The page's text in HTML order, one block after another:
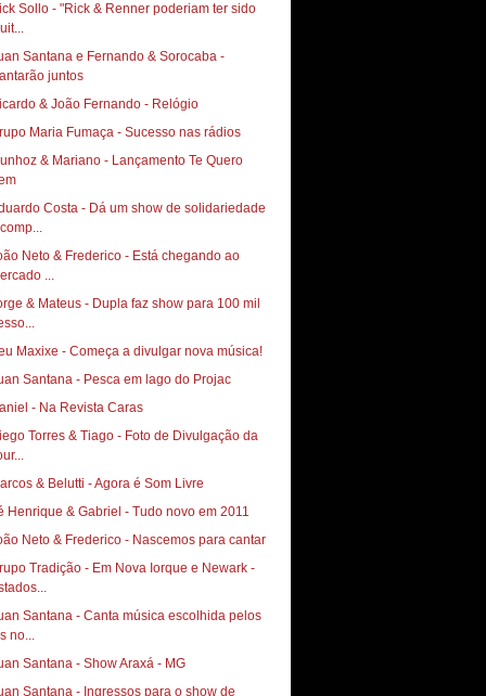
Sollo - "Rick & Renner poderiam ter sido
Santana e Fernando & Sorocaba -
juntos
& João Fernando - Relógio
Maria Fumaça - Sucesso nas rádios
& Mariano‏ - Lançamento Te Quero
Costa - Dá um show de solidariedade
Neto & Frederico - Está chegando ao
...
& Mateus - Dupla faz show para 100 mil
Maxixe - Começa a divulgar nova música!
Santana - Pesca em lago do Projac
- Na Revista Caras
Torres & Tiago‏ - Foto de Divulgação da
& Belutti - Agora é Som Livre
Henrique & Gabriel - Tudo novo em 2011
Neto & Frederico - Nascemos para cantar
Tradição - Em Nova Iorque e Newark -
Santana - Canta música escolhida pelos
no...
Santana - Show Araxá - MG
Santana - Ingressos para o show de